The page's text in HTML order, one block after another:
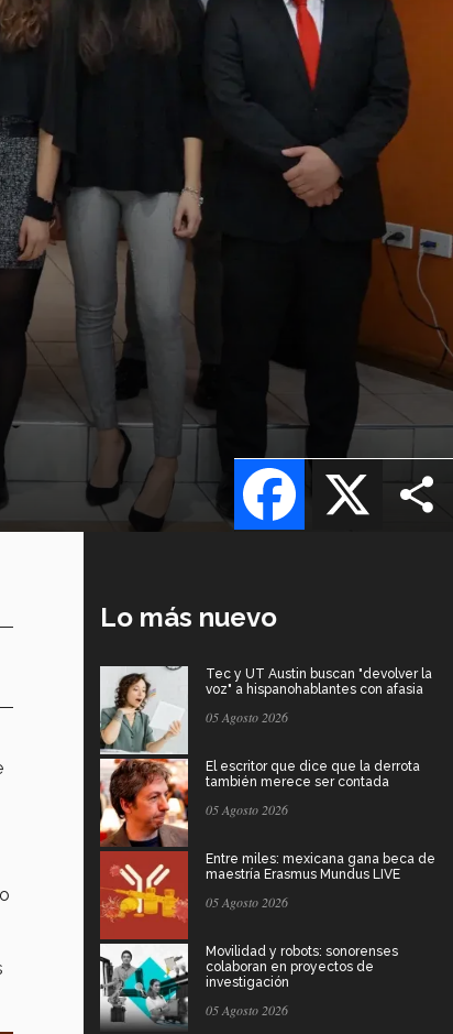
X
Facebook
Lo más nuevo
Tec y UT Austin buscan "devolver la
voz" a hispanohablantes con afasia
05 Agosto 2026
El escritor que dice que la derrota
también merece ser contada
05 Agosto 2026
Entre miles: mexicana gana beca de
maestría Erasmus Mundus LIVE
05 Agosto 2026
Movilidad y robots: sonorenses
colaboran en proyectos de
investigación
05 Agosto 2026